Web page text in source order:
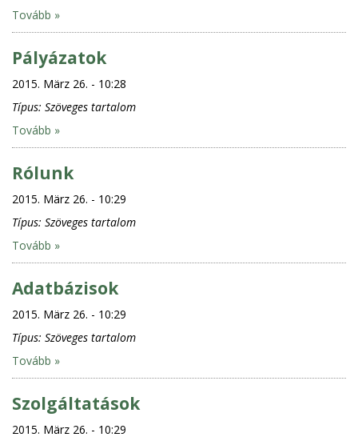
Tovább »
Pályázatok
2015. März 26. - 10:28
Típus: Szöveges tartalom
Tovább »
Rólunk
2015. März 26. - 10:29
Típus: Szöveges tartalom
Tovább »
Adatbázisok
2015. März 26. - 10:29
Típus: Szöveges tartalom
Tovább »
Szolgáltatások
2015. März 26. - 10:29